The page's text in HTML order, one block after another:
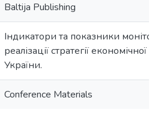
Baltija Publishing
Індикатори та показники
реалізації стратегії економічної
України.
Conference Materials